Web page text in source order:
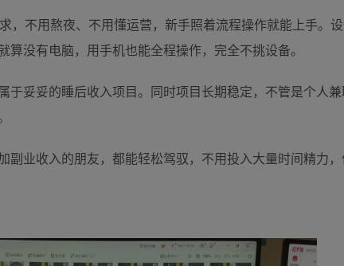
，不用熬夜、不用懂运营，新手照着流程操作就能上手。
没有电脑，用手机也能全程操作，完全不挑设备。
妥妥的睡后收入项目。同时项目长期稳定，不管是个人
副业收入的朋友，都能轻松驾驭，不用投入大量时间精力